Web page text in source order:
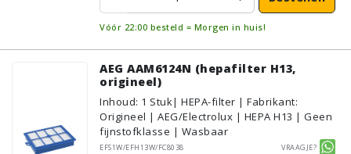
Vóór 22:00 besteld = Morgen in huis!
AEG AAM6124N (hepafilter H13,
origineel)
Inhoud: 1 Stuk| HEPA-filter | Fabrikant:
Origineel | AEG/Electrolux | HEPA H13 | Geen
fijnstofklasse | Wasbaar
EFS1W/EFH13W/FC8038
Vraagje?